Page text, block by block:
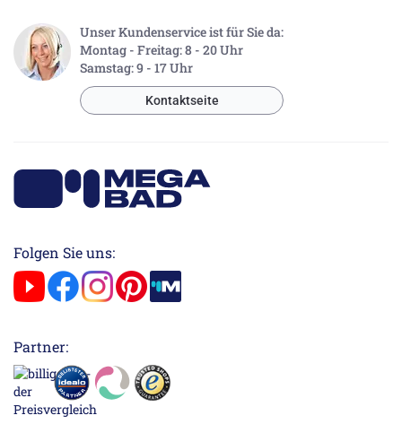
Unser Kundenservice ist für Sie da:
Montag - Freitag: 8 - 20 Uhr
Samstag: 9 - 17 Uhr
Kontaktseite
Folgen Sie uns:
Partner: